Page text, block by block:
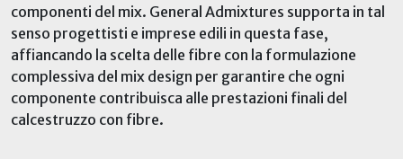
componenti del mix. General Admixtures supporta in tal
senso progettisti e imprese edili in questa fase,
affiancando la scelta delle fibre con la formulazione
complessiva del mix design per garantire che ogni
componente contribuisca alle prestazioni finali del
calcestruzzo con fibre.